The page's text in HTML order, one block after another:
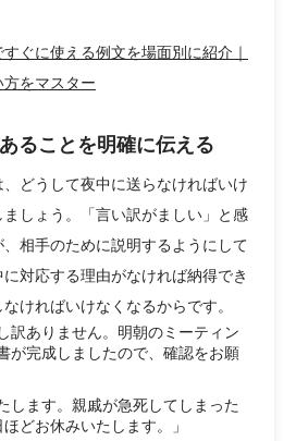
ぐに使える例文を場面別に紹介｜
をマスター
ることを明確に伝える
どうして夜中に送らなければいけ
しょう。「言い訳がましい」と感
相手のために説明するようにして
対応する理由がなければ納得でき
ければいけなくなるからです。
訳ありません。明朝のミーティン
が完成しましたので、確認をお願
します。親戚が急死してしまった
どお休みいたします。」